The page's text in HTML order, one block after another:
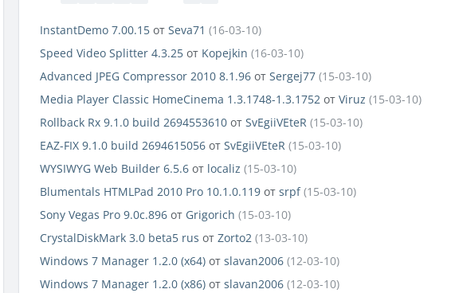
InstantDemo 7.00.15 от Seva71 (16-03-10)
Speed Video Splitter 4.3.25 от Kopejkin (16-03-10)
Advanced JPEG Compressor 2010 8.1.96 от Sergej77 (15-03-10)
Media Player Classic HomeCinema 1.3.1748-1.3.1752 от Viruz (15-03-10)
Rollback Rx 9.1.0 build 2694553610 от SvEgiiVEteR (15-03-10)
EAZ-FIX 9.1.0 build 2694615056 от SvEgiiVEteR (15-03-10)
WYSIWYG Web Builder 6.5.6 от localiz (15-03-10)
Blumentals HTMLPad 2010 Pro 10.1.0.119 от srpf (15-03-10)
Sony Vegas Pro 9.0c.896 от Grigorich (15-03-10)
CrystalDiskMark 3.0 beta5 rus от Zorto2 (13-03-10)
Windows 7 Manager 1.2.0 (x64) от slavan2006 (12-03-10)
Windows 7 Manager 1.2.0 (x86) от slavan2006 (12-03-10)